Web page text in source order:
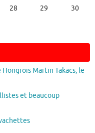
28 29
30
Martin Takacs, le
et beaucoup